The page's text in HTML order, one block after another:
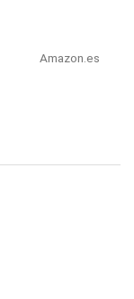
Amazon.es